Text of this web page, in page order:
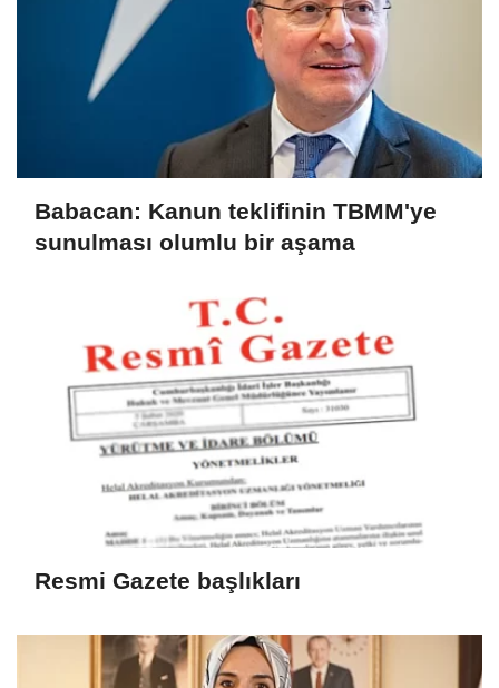
Babacan: Kanun teklifinin TBMM'ye
sunulması olumlu bir aşama
Resmi Gazete başlıkları